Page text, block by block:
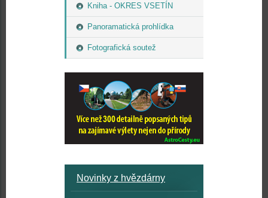
Kniha - OKRES VSETÍN
Panoramatická prohlídka
Fotografická soutež
Novinky z hvězdárny